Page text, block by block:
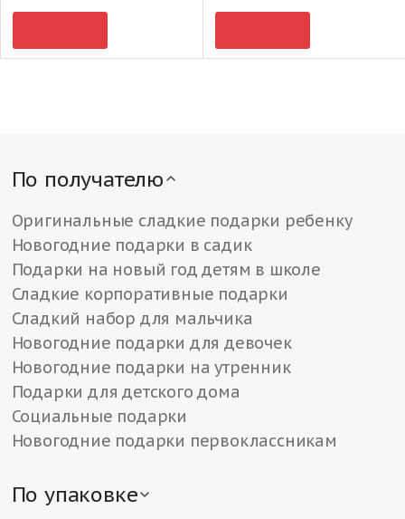
По получателю
Оригинальные сладкие подарки ребенку
Новогодние подарки в садик
Подарки на новый год детям в школе
Сладкие корпоративные подарки
Сладкий набор для мальчика
Новогодние подарки для девочек
Новогодние подарки на утренник
Подарки для детского дома
Социальные подарки
Новогодние подарки первоклассникам
По упаковке